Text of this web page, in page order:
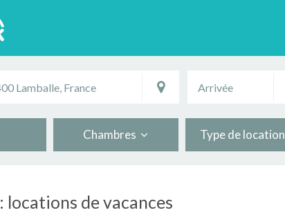
Chambres Type de location
locations de vacances